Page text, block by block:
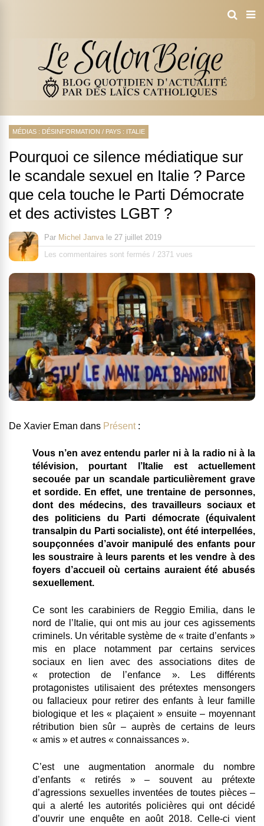
MÉDIAS : DÉSINFORMATION / PAYS : ITALIE
Pourquoi ce silence médiatique sur
le scandale sexuel en Italie ? Parce
que cela touche le Parti Démocrate
et des activistes LGBT ?
Par Michel Janva le 27 juillet 2019
Les commentaires sont fermés / 2371 vues
De Xavier Eman dans Présent:
Vous n’en avez entendu parler ni à la radio ni à la
télévision, pourtant l’Italie est actuellement
secouée par un scandale particulièrement grave
et sordide. En effet, une trentaine de personnes,
dont des médecins, des travailleurs sociaux et
des politiciens du Parti démocrate (équivalent
transalpin du Parti socialiste), ont été interpellées,
soupçonnées d’avoir manipulé des enfants pour
les soustraire à leurs parents et les vendre à des
foyers d’accueil où certains auraient été abusés
sexuellement.
Ce sont les carabiniers de Reggio Emilia, dans le
nord de l’Italie, qui ont mis au jour ces agissements
criminels. Un véritable système de « traite d’enfants »
mis en place notamment par certains services
sociaux en lien avec des associations dites de
« protection de l’enfance ». Les différents
protagonistes utilisaient des prétextes mensongers
ou fallacieux pour retirer des enfants à leur famille
biologique et les « plaçaient » ensuite – moyennant
rétribution bien sûr – auprès de certains de leurs
« amis » et autres « connaissances ».
C’est une augmentation anormale du nombre
d’enfants « retirés » – souvent au prétexte
d’agressions sexuelles inventées de toutes pièces –
qui a alerté les autorités policières qui ont décidé
d’ouvrir une enquête en août 2018. Celle-ci vient